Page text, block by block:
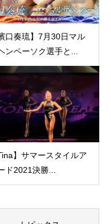
口奏琉】7月30日マル
ンペーソク選手と...
】サマースタイルア
ド2021決勝...